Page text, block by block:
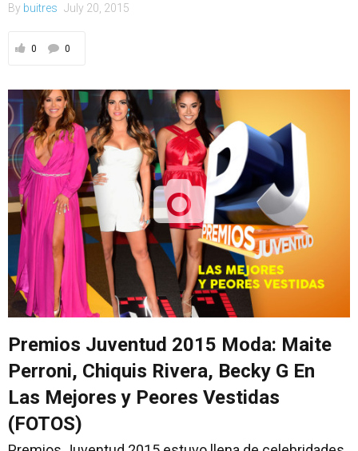
By buitres July 20, 2015
0 0
Premios Juventud 2015 Moda: Maite
Perroni, Chiquis Rivera, Becky G En
Las Mejores y Peores Vestidas
(FOTOS)